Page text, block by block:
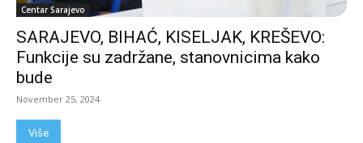
Centar Sarajevo
SARAJEVO, BIHAĆ, KISELJAK, KREŠEVO:
Funkcije su zadržane, stanovnicima kako
bude
November 25, 2024
Više